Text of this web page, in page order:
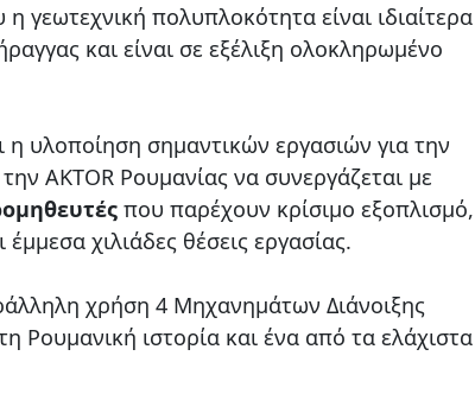
πολυπλοκότητα είναι ιδιαίτερα
και είναι σε εξέλιξη ολοκληρωμένο
η υλοποίηση σημαντικών εργασιών για την
AKTOR Ρουμανίας να συνεργάζεται με
που παρέχουν κρίσιμο εξοπλισμό,
χιλιάδες θέσεις εργασίας.
χρήση 4 Μηχανημάτων Διάνοιξης
Ρουμανική ιστορία και ένα από τα ελάχιστα